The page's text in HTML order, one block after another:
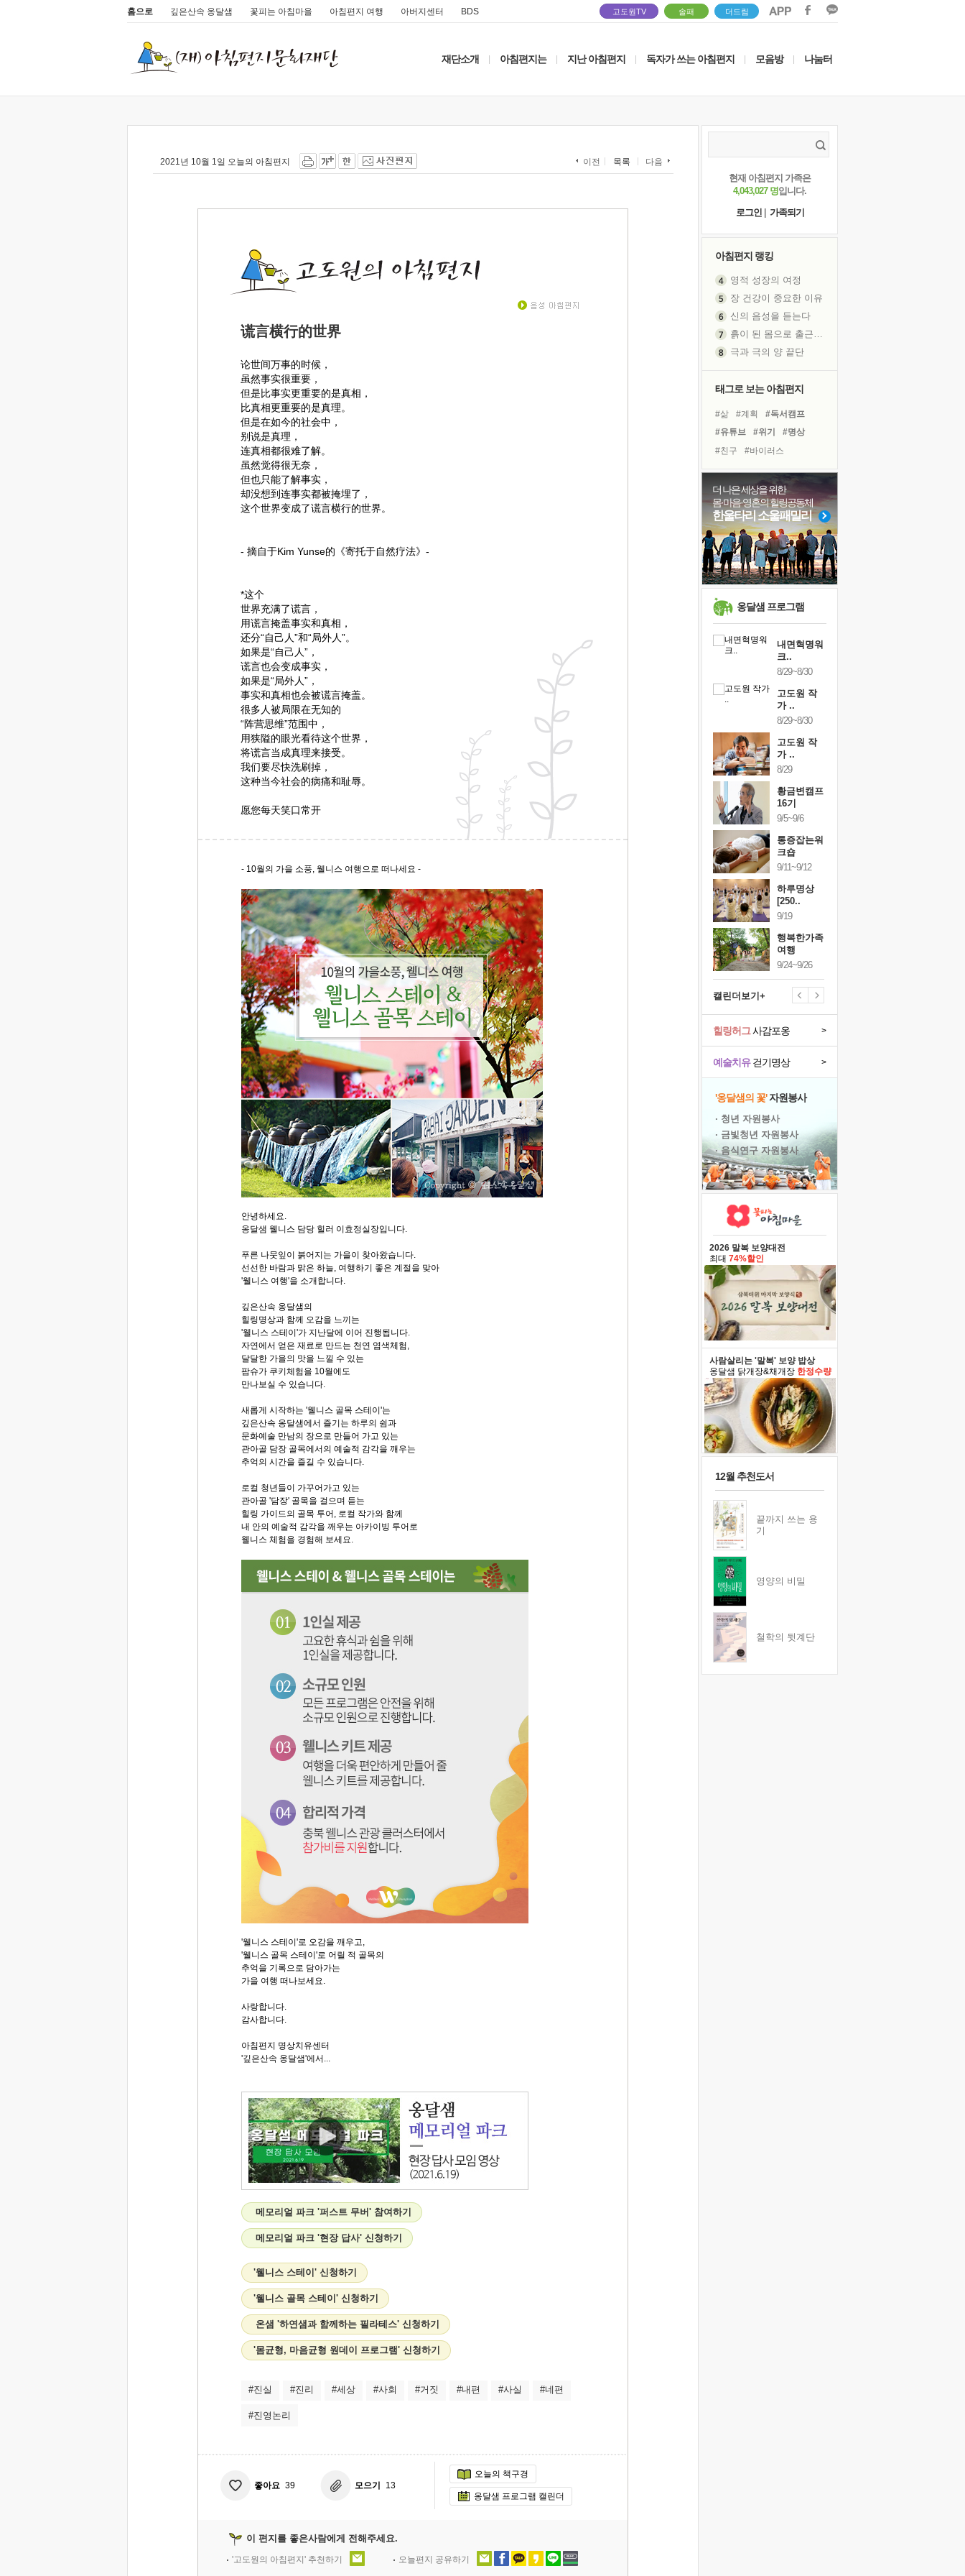
홈으로 깊은산속 옹달샘 꽃피는 아침마을 아침편지 여행 아버지센터 BDS 고도원TV 솔패 더드림
재단소개 아침편지는 지난 아침편지 독자가 쓰는 아침편지 모음방 나눔터
2021년 10월 1일 오늘의 아침편지 이전 목록 다음
谎言横行的世界
论世间万事的时候，
虽然事实很重要，
但是比事实更重要的是真相，
比真相更重要的是真理。
但是在如今的社会中，
别说是真理，
连真相都很难了解。
虽然觉得很无奈，
但也只能了解事实，
却没想到连事实都被掩埋了，
这个世界变成了谎言横行的世界。
- 摘自于Kim Yunse的《寄托于自然疗法》-
*这个
世界充满了谎言，
用谎言掩盖事实和真相，
还分“自己人”和“局外人”。
如果是“自己人”，
谎言也会变成事实，
如果是“局外人”，
事实和真相也会被谎言掩盖。
很多人被局限在无知的
“阵营思维”范围中，
用狭隘的眼光看待这个世界，
将谎言当成真理来接受。
我们要尽快洗刷掉，
这种当今社会的病痛和耻辱。
愿您每天笑口常开
- 10월의 가을 소풍, 웰니스 여행으로 떠나세요 -
안녕하세요.
옹달샘 웰니스 담당 힐러 이효정실장입니다.
푸른 나뭇잎이 붉어지는 가을이 찾아왔습니다.
선선한 바람과 맑은 하늘, 여행하기 좋은 계절을 맞아
'웰니스 여행'을 소개합니다.
깊은산속 옹달샘의
힐링명상과 함께 오감을 느끼는
'웰니스 스테이'가 지난달에 이어 진행됩니다.
자연에서 얻은 재료로 만드는 천연 염색체험,
달달한 가을의 맛을 느낄 수 있는
팜슈가 쿠키체험을 10월에도
만나보실 수 있습니다.
새롭게 시작하는 '웰니스 골목 스테이'는
깊은산속 옹달샘에서 즐기는 하루의 쉼과
문화예술 만남의 장으로 만들어 가고 있는
관아골 담장 골목에서의 예술적 감각을 깨우는
추억의 시간을 즐길 수 있습니다.
로컬 청년들이 가꾸어가고 있는
관아골 '담장' 골목을 걸으며 듣는
힐링 가이드의 골목 투어, 로컬 작가와 함께
내 안의 예술적 감각을 깨우는 아카이빙 투어로
웰니스 체험을 경험해 보세요.
'웰니스 스테이'로 오감을 깨우고,
'웰니스 골목 스테이'로 어릴 적 골목의
추억을 기록으로 담아가는
가을 여행 떠나보세요.
사랑합니다.
감사합니다.
아침편지 명상치유센터
'깊은산속 옹달샘'에서...
메모리얼 파크 '퍼스트 무버' 참여하기
메모리얼 파크 '현장 답사' 신청하기
'웰니스 스테이' 신청하기
'웰니스 골목 스테이' 신청하기
온샘 '하연샘과 함께하는 필라테스' 신청하기
'몸균형, 마음균형 원데이 프로그램' 신청하기
#진실 #진리 #세상 #사회 #거짓 #내편 #사실 #네편
#진영논리
좋아요 39 모으기 13
오늘의 책구경
옹달샘 프로그램 캘린더
이 편지를 좋은사람에게 전해주세요.
'고도원의 아침편지' 추천하기 오늘편지 공유하기
현재 아침편지 가족은
4,043,027 명입니다.
로그인
가족되기
아침편지 랭킹
영적 성장의 여정
장 건강이 중요한 이유
신의 음성을 듣는다
흙이 된 몸으로 출근하는 여자
극과 극의 양 끝단
아픈 아버지를 위한 공간 설계
슬럼프
보고 싶은 어머니
유년 시절의 부산 영도 바다
못된 꼰대들
희망이란
'모른다'는 것
귀를 열고 마음을 내어주고
태그로 보는 아침편지
#삶 #계획
#독서캠프
#유튜브
#위기
#명상
#친구
#바이러스
#면역력
#경험
#링컨학교
#다짐
#힐링
#건강
#독서
#극복
#사람
#선택
#리더
#나눔
#도움 #희망
더 나은 세상을 위한
몸·마음·영혼의 힐링공동체
한울타리 소울패밀리
옹달샘 프로그램
내면혁명워
크..
8/29~8/30
고도원 작
가 ..
8/29~8/30
고도원 작
가 ..
8/29
황금변캠프
16기
9/5~9/6
통증잡는워
크숍
9/11~9/12
하루명상
[250..
9/19
행복한가족
여행
9/24~9/26
캘린더보기+
예술치유걷기명상 >
힐링허그사감포옹 >
'옹달샘의 꽃'자원봉사
· 청년 자원봉사
· 금빛청년 자원봉사
· 음식연구 자원봉사
2026 말복 보양대전
최대 74%할인
사람살리는 '말복' 보양 밥상
옹달샘 닭개장&채개장 한정수량
12월 추천도서
끝까지 쓰는 용
기
영양의 비밀
철학의 뒷계단